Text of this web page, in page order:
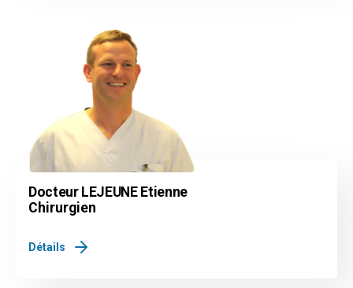
Docteur LEJEUNE Etienne
Chirurgien
Détails